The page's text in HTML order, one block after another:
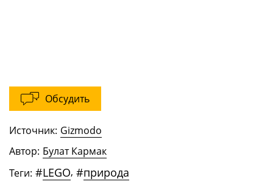
Обсудить
Источник: Gizmodo
Автор: Булат Кармак
Теги: #LEGO, #природа